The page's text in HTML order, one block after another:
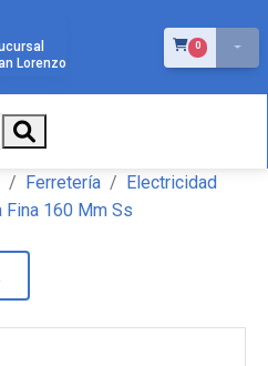
Lorenzo
0ÍTEMS EN EL
Ferretería
Electricidad
Fina 160 Mm Ss